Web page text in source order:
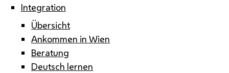
Integration
Übersicht
Ankommen in Wien
Beratung
Deutsch lernen